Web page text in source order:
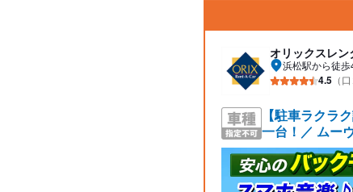
オリックスレン
浜松駅から徒
4.5 （
【駐車ラクラ
一台！／ ムー